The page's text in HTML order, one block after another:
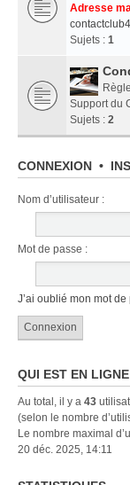
Adresse
Sujets : 1
Support du
Sujets : 2
CONNEXION •
Nom d’utilisateur :
Mot de passe :
J’ai oublié mon mot de
QUI EST EN
Au total, il y a 43
(selon le nombre
Le nombre maximal
20 déc. 2025, 14:11